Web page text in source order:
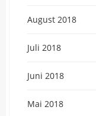
August 2018
Juli 2018
Juni 2018
Mai 2018